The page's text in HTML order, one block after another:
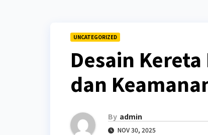
UNCATEGORIZED
Desain
dan
By admin
NOV 30, 2025